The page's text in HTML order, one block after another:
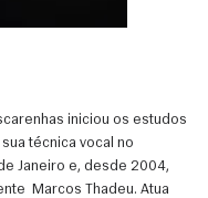
iniciou os estudos
técnica vocal no
Janeiro e, desde 2004,
Marcos Thadeu. Atua